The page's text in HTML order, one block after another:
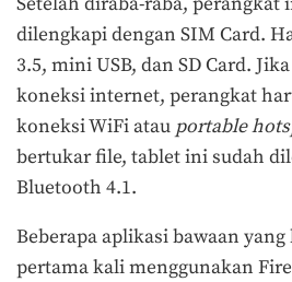
dilengkapi dengan SIM Card.
3.5, mini USB, dan SD Card.
koneksi internet, perangkat
koneksi WiFi atau portable
bertukar file, tablet ini sudah
Bluetooth 4.1.
Beberapa aplikasi bawaan yang
pertama kali menggunakan